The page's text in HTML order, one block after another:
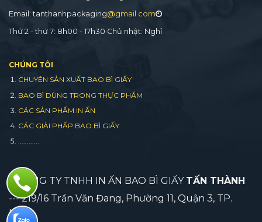
Email: tanthanhpackaging@gmail.com
Thứ 2 - thứ 7: 8h00 - 17h30 Chủ nhật: Nghỉ
CHÚNG TÔI
CHUYÊN SẢN XUẤT BAO BÌ GIẤY
BAO BÌ DÙNG TRONG THỰC PHẨM
CÁC SẢN PHẨM IN ẤN
CÁC GIẢI PHẤP BAO BÌ GIẤY
............
CÔNG TY TNHH IN ẤN BAO BÌ GIẤY TẤN THÀNH
--- 219/16 Trần Văn Đang, Phường 11, Quận 3, TP.
HCM